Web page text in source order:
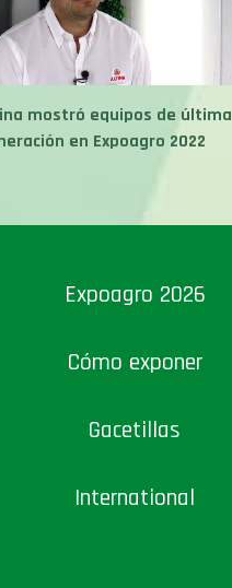
mostró equipos de última
en Expoagro 2022
Expoagro 2026
Cómo exponer
Gacetillas
International